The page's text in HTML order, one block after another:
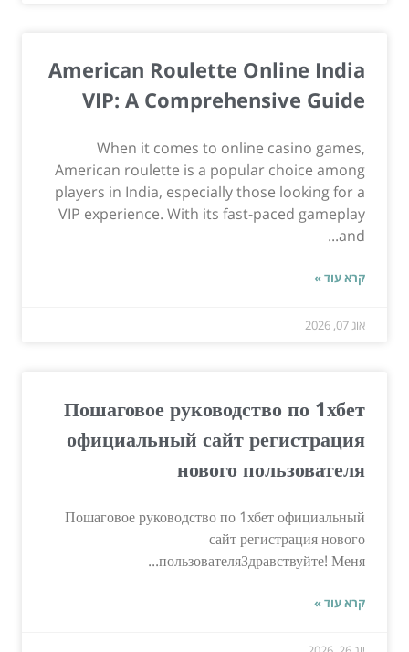
American Roulette Online India
VIP: A Comprehensive Guide
When it comes to online casino games,
American roulette is a popular choice among
players in India, especially those looking for a
VIP experience. With its fast-paced gameplay
and...
קרא עוד »
אוג 07, 2026
Пошаговое руководство по 1хбет
официальный сайт регистрация
нового пользователя
Пошаговое руководство по 1хбет официальный
сайт регистрация нового
пользователяЗдравствуйте! Меня...
קרא עוד »